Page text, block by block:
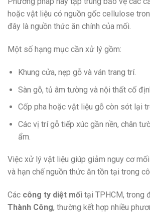
hoặc vật liệu có nguồn gốc cellulose
đây là nguồn thức ăn chính của mối.
Một số hạng mục cần xử lý gồm:
Khung cửa, nẹp gỗ và ván trang trí.
Sàn gỗ, tủ âm tường và nội thất cố
Cốp pha hoặc vật liệu gỗ còn sót lại
Các vị trí gỗ tiếp xúc gần nền, chân
ẩm.
Việc xử lý vật liệu giúp giảm nguy cơ
và hạn chế nguồn thức ăn tồn tại trong
Các công ty diệt mối tại TPHCM, trong
Thành Công, thường kết hợp nhiều